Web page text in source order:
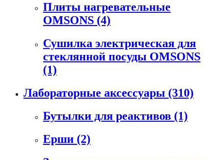
Плиты нагревательные
OMSONS (4)
Сушилка электрическая для
стеклянной посуды OMSONS
(1)
Лабораторные аксессуары (310)
Бутылки для реактивов (1)
Ерши (2)